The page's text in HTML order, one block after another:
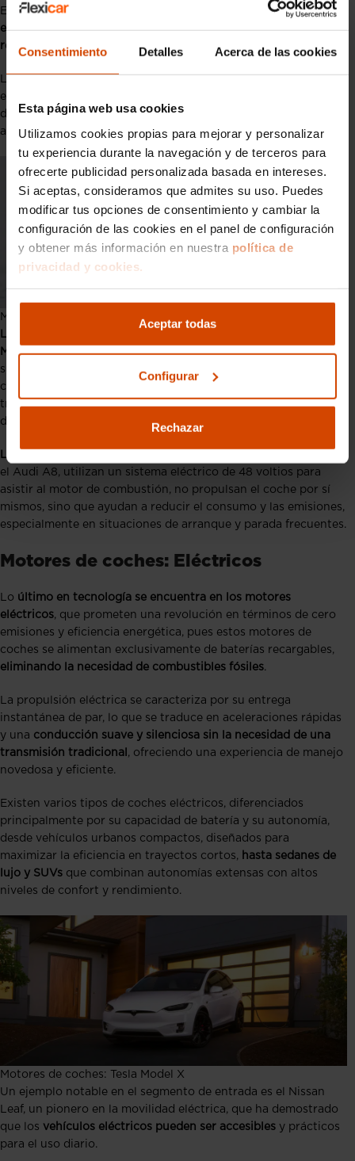
Consentimiento Detalles Acerca de las cookies
Esta página web usa cookies
Utilizamos cookies propias para mejorar y personalizar
tu experiencia durante la navegación y de terceros para
ofrecerte publicidad personalizada basada en intereses.
Si aceptas, consideramos que admites su uso. Puedes
modificar tus opciones de consentimiento y cambiar la
configuración de las cookies en el panel de configuración
y obtener más información en nuestra política de
privacidad y cookies.
Aceptar todas
Configurar
Rechazar
Existen varios tipos de coches híbridos, cada uno con su
enfoque particular en la economía de combustible y la
reducción de emisiones
Los híbridos paralelos, como el Toyota Prius, uno de los
ejemplos más icónicos, pueden propulsarse mediante el motor
de combustión, el motor eléctrico o una combinación de
ambos, balanceando eficiencia y potencia según sea necesario.
Motores de coches: Mitsubishi Outlander PHEV
Los híbridos enchufables (PHEV), por otro lado, como el
Mitsubishi Outlander PHEV, ofrecen la capacidad de recargar
sus baterías desde una fuente externa, permitiendo distancias
considerables en modo puramente eléctrico, ideal para
trayectos urbanos cortos, con la opción de cambiar al motor
de combustión para viajes más largos.
Los vehículos con sistema ‘mild-hybrid’ (microhíbridos)
el Audi A8, utilizan un sistema eléctrico de 48 voltios para
asistir al motor de combustión, no propulsan el coche por sí
mismos, sino que ayudan a reducir el consumo y las emisiones,
especialmente en situaciones de arranque y parada frecuentes.
Motores de coches: Eléctricos
Lo último en tecnología se encuentra en los motores
eléctricos, que prometen una revolución en términos de cero
emisiones y eficiencia energética, pues estos motores de
coches se alimentan exclusivamente de baterías recargables,
eliminando la necesidad de combustibles fósiles.
La propulsión eléctrica se caracteriza por su entrega
instantánea de par, lo que se traduce en aceleraciones rápidas
y una conducción suave y silenciosa sin la necesidad de una
transmisión tradicional , ofreciendo una experiencia de manejo
novedosa y eficiente.
Existen varios tipos de coches eléctricos, diferenciados
principalmente por su capacidad de batería y su autonomía,
desde vehículos urbanos compactos, diseñados para
maximizar la eficiencia en trayectos cortos, hasta sedanes de
lujo y SUVs que combinan autonomías extensas con altos
niveles de confort y rendimiento.
Motores de coches: Tesla Model X
Un ejemplo notable en el segmento de entrada es el Nissan
Leaf, un pionero en la movilidad eléctrica, que ha demostrado
que los vehículos eléctricos pueden ser accesibles y prácticos
para el uso diario.